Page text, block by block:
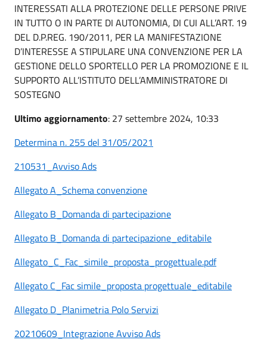
INTERESSATI ALLA PROTEZIONE DELLE PERSONE PRIVE
IN TUTTO O IN PARTE DI AUTONOMIA, DI CUI ALL’ART. 19
DEL D.P.REG. 190/2011, PER LA MANIFESTAZIONE
D’INTERESSE A STIPULARE UNA CONVENZIONE PER LA
GESTIONE DELLO SPORTELLO PER LA PROMOZIONE E IL
SUPPORTO ALL’ISTITUTO DELL’AMMINISTRATORE DI
SOSTEGNO
Ultimo aggiornamento: 27 settembre 2024, 10:33
Determina n. 255 del 31/05/2021
210531_Avviso Ads
Allegato A_Schema convenzione
Allegato B_Domanda di partecipazione
Allegato B_Domanda di partecipazione_editabile
Allegato_C_Fac_simile_proposta_progettuale.pdf
Allegato C_Fac simile_proposta progettuale_editabile
Allegato D_Planimetria Polo Servizi
20210609_Integrazione Avviso Ads